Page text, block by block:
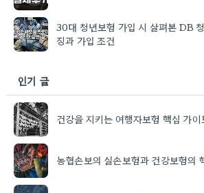
30대 청년보험 가입 시 살펴본 DB
징과 가입 조건
인기 글
건강을 지키는 여행자보험 핵심 가이
농협손보의 실손보험과 건강보험의